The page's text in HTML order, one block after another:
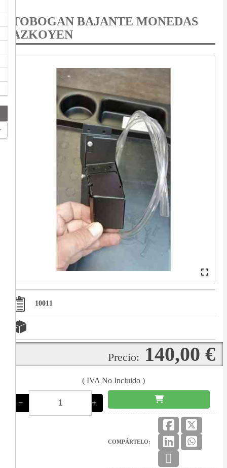
TOBOGAN BAJANTE MONEDAS
AZKOYEN
10011
Precio: 140,00 €
( IVA No Incluido )
− +
COMPÁRTELO: